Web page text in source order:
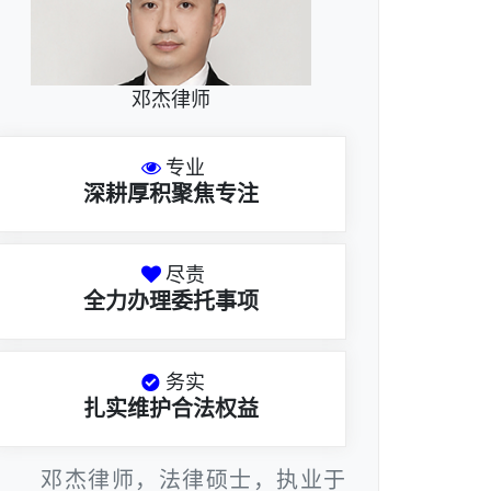
邓杰律师
专业
深耕厚积聚焦专注
尽责
全力办理委托事项
务实
扎实维护合法权益
邓杰律师，法律硕士，执业于